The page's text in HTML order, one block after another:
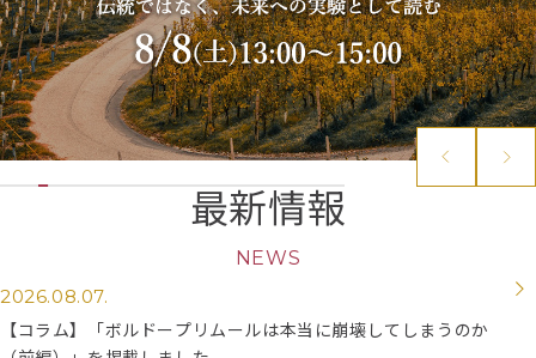
最新情報
NEWS
2026.08.07.
【コラム】「ボルドープリムールは本当に崩壊してしまうのか